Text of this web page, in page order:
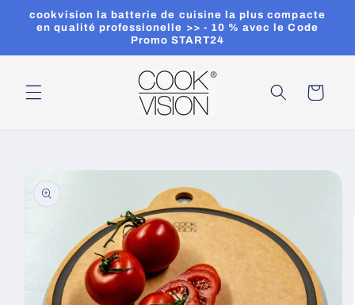
passer
au
cookvision la batterie de cuisine la plus compacte
en qualité professionelle >> - 10 % avec le Code
Promo START24
Panier
informations
produits